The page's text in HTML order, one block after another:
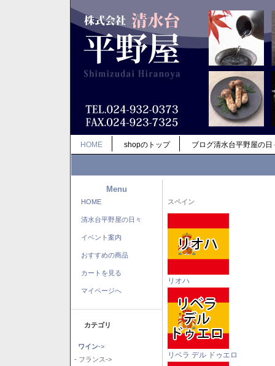
HOME shopのトップ ブログ清水台平野屋の日
Menu
HOME
清水台平野屋の日々
イベント案内
おすすめの商品
カートを見る
マイページへ
カテゴリ
ワイン->
- フランス->
スペイン
リオハ
リベラ デル ドゥエロ